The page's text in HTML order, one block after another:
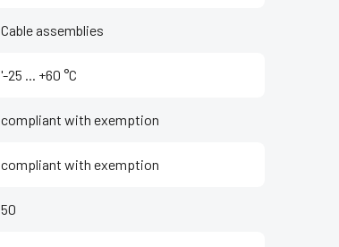
Cable assemblies
'-25 ... +60 °C
compliant with exemption
compliant with exemption
50